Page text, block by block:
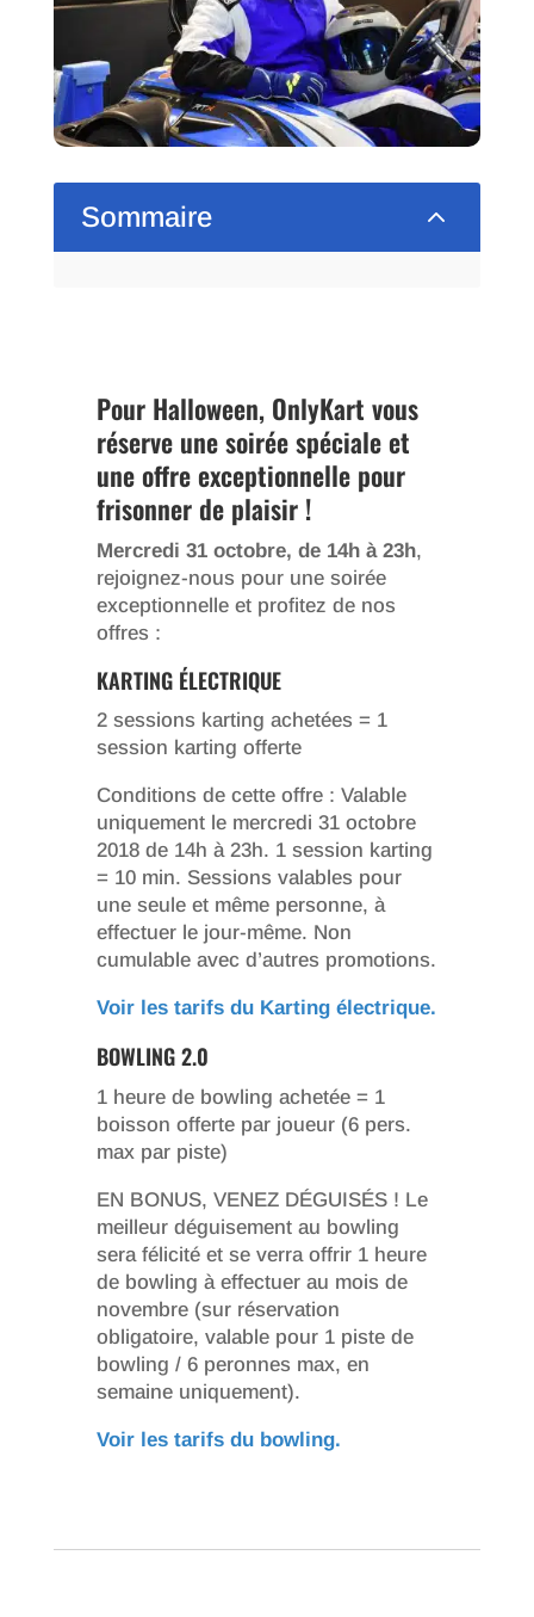
Sommaire 2
Pour Halloween, OnlyKart vous
réserve une soirée spéciale et
une offre exceptionnelle pour
frisonner de plaisir !
Mercredi 31 octobre, de 14h à 23h,
rejoignez-nous pour une soirée
exceptionnelle et profitez de nos
offres :
KARTING ÉLECTRIQUE
2 sessions karting achetées = 1
session karting offerte
Conditions de cette offre : Valable
uniquement le mercredi 31 octobre
2018 de 14h à 23h. 1 session karting
= 10 min. Sessions valables pour
une seule et même personne, à
effectuer le jour-même. Non
cumulable avec d’autres promotions.
Voir les tarifs du Karting électrique.
BOWLING 2.0
1 heure de bowling achetée = 1
boisson offerte par joueur (6 pers.
max par piste)
EN BONUS, VENEZ DÉGUISÉS ! Le
meilleur déguisement au bowling
sera félicité et se verra offrir 1 heure
de bowling à effectuer au mois de
novembre (sur réservation
obligatoire, valable pour 1 piste de
bowling / 6 peronnes max, en
semaine uniquement).
Voir les tarifs du bowling.